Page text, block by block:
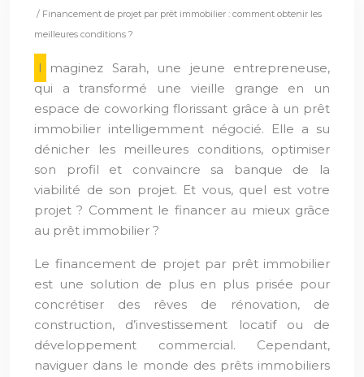
/ Financement de projet par prêt immobilier : comment obtenir les
meilleures conditions ?
Imaginez Sarah, une jeune entrepreneuse,
qui a transformé une vieille grange en un
espace de coworking florissant grâce à un prêt
immobilier intelligemment négocié. Elle a su
dénicher les meilleures conditions, optimiser
son profil et convaincre sa banque de la
viabilité de son projet. Et vous, quel est votre
projet ? Comment le financer au mieux grâce
au prêt immobilier ?
Le financement de projet par prêt immobilier
est une solution de plus en plus prisée pour
concrétiser des rêves de rénovation, de
construction, d’investissement locatif ou de
développement commercial. Cependant,
naviguer dans le monde des prêts immobiliers